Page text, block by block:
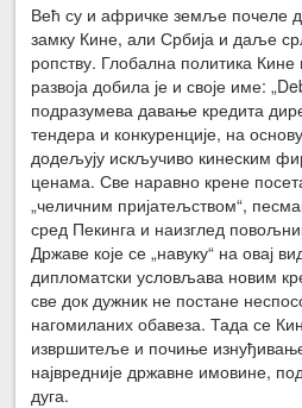
Већ су и афричке земље почеле
замку Кине, али Србија и даље
ропству. Глобална политика
развоја добила је и своје име:
подразумева давање кредита
тендера и конкуренције, на
додељују искључиво кинеским
ценама. Све наравно крене
„челичним пријатељством“,
сред Пекинга и наизглед
Државе које се „навуку“ на овај
дипломатски условљава новим
све док дужник не постане
нагомиланих обавеза. Тада се
извршитеље и почиње
највредније државне имовине,
дуга.